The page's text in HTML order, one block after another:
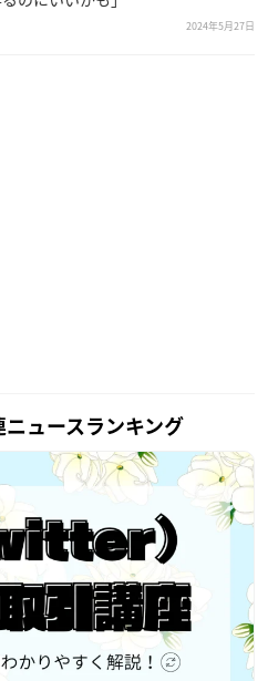
2024年5月27日
ュースランキング